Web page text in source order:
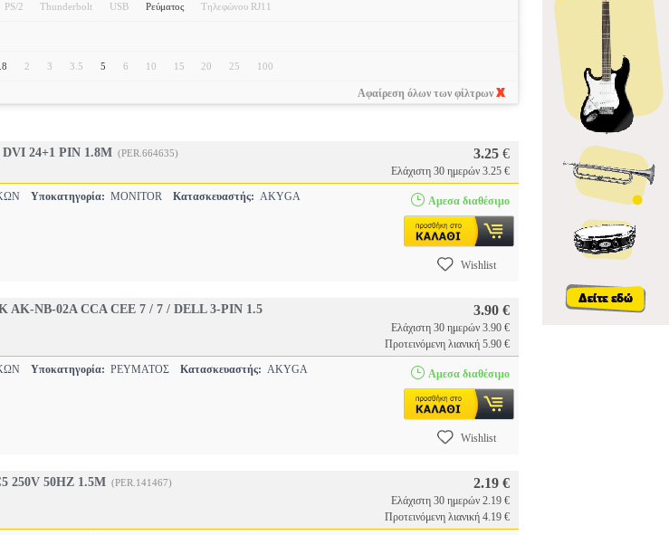
PS/2 Thunderbolt USB Ρεύματος Τηλεφώνου RJ11
2 3 3.5 5 6 10 15 20 25 100
Αφαίρεση όλων των φίλτρων
24+1 PIN 1.8M (PER.664635) 3.25 €
Ελάχιστη 30 ημερών 3.25 €
Υποκατηγορία: MONITOR Κατασκευαστής: AKYGA Αμεσα διαθέσιμο
Wishlist
NB-02A CCA CEE 7 / 7 / DELL 3-PIN 1.5
3.90 €
Ελάχιστη 30 ημερών 3.90 €
Προτεινόμενη λιανική 5.90 €
Υποκατηγορία: ΡΕΥΜΑΤΟΣ Κατασκευαστής: AKYGA Αμεσα διαθέσιμο
Wishlist
250V 50HZ 1.5M (PER.141467) 2.19 €
Ελάχιστη 30 ημερών 2.19 €
Προτεινόμενη λιανική 4.19 €